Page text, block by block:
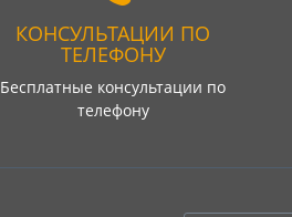
КОНСУЛЬТАЦИИ ПО
ТЕЛЕФОНУ
Бесплатные консультации по
телефону